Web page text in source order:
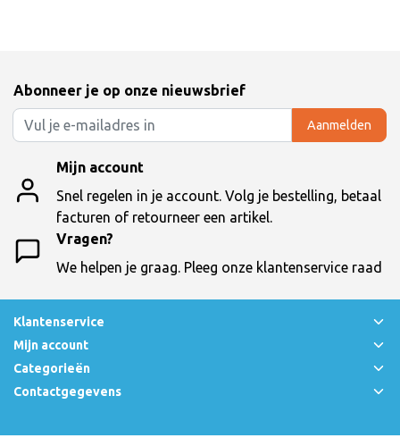
Abonneer je op onze nieuwsbrief
Aanmelden
Mijn account
Snel regelen in je account. Volg je bestelling, betaal
facturen of retourneer een artikel.
Vragen?
We helpen je graag. Pleeg onze klantenservice raad
Klantenservice
Mijn account
Categorieën
Contactgegevens